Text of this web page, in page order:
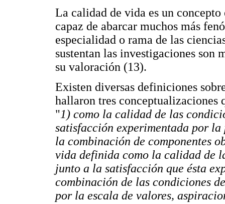
La calidad de vida es un
capaz de abarcar muchos más
especialidad o rama de las
sustentan las investigaciones son
su valoración (13).
Existen diversas definiciones
hallaron tres conceptualizaciones
"1) como la calidad de las
satisfacción experimentada por
la combinación de componentes
vida definida como la calidad de
junto a la satisfacción que ésta
combinación de las condiciones
por la escala de valores,